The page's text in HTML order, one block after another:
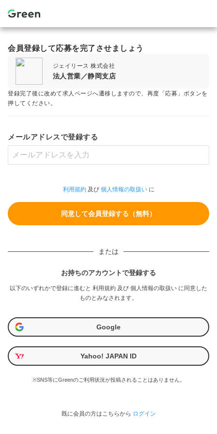
会員登録して応募を完了させましょう
ジェイリース 株式会社
法人営業／静岡支店
登録完了後に改めて求人ページへ遷移しますので、再度「応募」ボタンを
押してください。
メールアドレスで登録する
利用規約及び 個人情報の取扱いに
または
お持ちのアカウントで登録する
以下のいずれかで登録に進むと 利用規約 及び 個人情報の取扱い に同意した
ものとみなされます。
Google
Yahoo! JAPAN ID
※SNS等にGreenのご利用状況が投稿されることはありません。
既に会員の方はこちらから ログイン